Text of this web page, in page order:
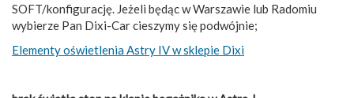
SOFT/konfigurację. Jeżeli będąc w Warszawie lub Radomiu
wybierze Pan Dixi-Car cieszymy się podwójnie;
Elementy oświetlenia Astry IV w sklepie Dixi